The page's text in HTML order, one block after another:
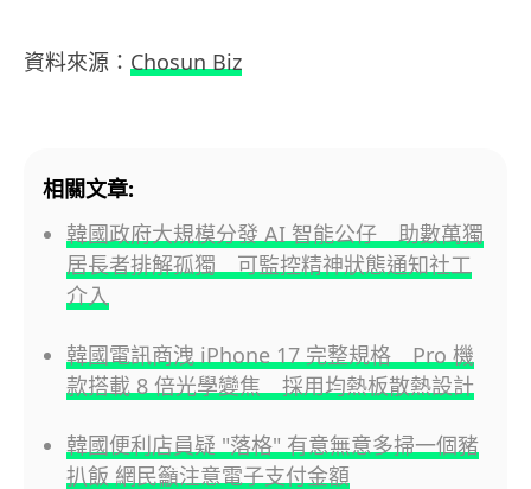
資料來源： Chosun Biz
相關文章:
韓國政府大規模分發 AI 智能公仔 助數萬獨
居長者排解孤獨 可監控精神狀態通知社工
介入
韓國電訊商洩 iPhone 17 完整規格 Pro 機
款搭載 8 倍光學變焦 採用均熱板散熱設計
韓國便利店員疑 "落格" 有意無意多掃一個豬
扒飯 網民籲注意電子支付金額